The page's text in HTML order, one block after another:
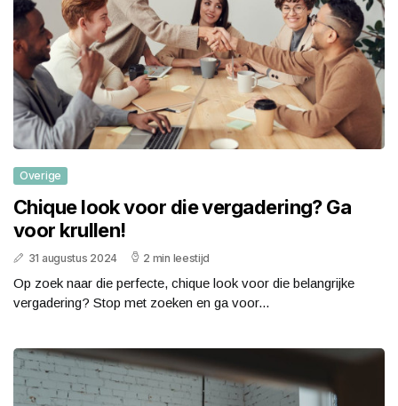
Overige
Chique look voor die vergadering? Ga
voor krullen!
31 augustus 2024 2 min leestijd
Op zoek naar die perfecte, chique look voor die belangrijke
vergadering? Stop met zoeken en ga voor...